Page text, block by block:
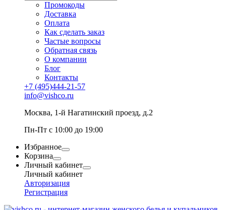
Промокоды
Доставка
Оплата
Как сделать заказ
Частые вопросы
Обратная связь
О компании
Блог
Контакты
+7 (495)444-21-57
info@vishco.ru
Москва, 1-й Нагатинский проезд, д.2
Пн-Пт с 10:00 до 19:00
Избранное
Корзина
Личный кабинет
Личный кабинет
Авторизация
Регистрация